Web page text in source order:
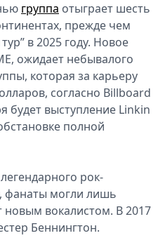
группа отыграет шесть
прежде чем
в 2025 году. Новое
ожидает небывалого
которая за карьеру
согласно Billboard
будет выступление Linkin
полной
рок-
фанаты могли лишь
новым вокалистом. В 2017
Беннингтон.